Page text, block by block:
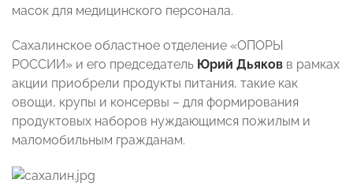
масок для медицинского персонала.
Сахалинское областное отделение «ОПОРЫ
РОССИИ» и его председатель Юрий Дьяков в рамках
акции приобрели продукты питания, такие как
овощи, крупы и консервы – для формирования
продуктовых наборов нуждающимся пожилым и
маломобильным гражданам.